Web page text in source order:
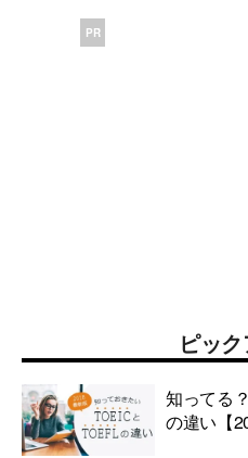
PR
ピッ
知ってる
の違い【